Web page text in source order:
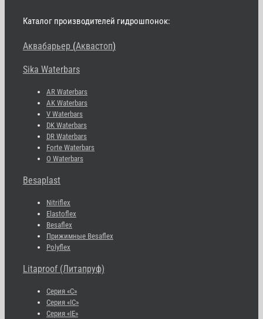
Каталог производителей гидрошпонок:
Аквабарьер (Аквастоп)
Sika Waterbars
AR Waterbars
AK Waterbars
V Waterbars
DK Waterbars
DR Waterbars
Forte Waterbars
O Waterbars
Besaplast
Nitriflex
Elastoflex
Besaflex
Прижимные Besaflex
Polyflex
Litaproof (Литапруф)
Серия «С»
Серия «IC»
Серия «IE»